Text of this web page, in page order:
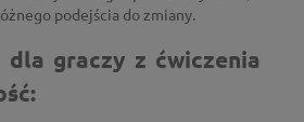
podejścia do zmiany.
dla graczy z ćwiczenia